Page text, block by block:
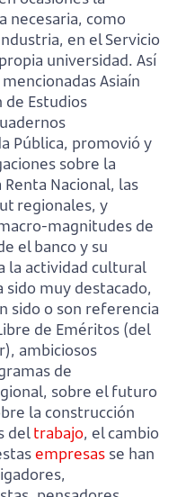
necesaria, como
en el Servicio
universidad. Así
Asiaín
Estudios
Pública, promovió y
sobre la
Nacional, las
regionales, y
magnitudes de
el banco y su
la actividad cultural
sido muy destacado,
sido o son referencia
de Eméritos (del
ambiciosos
de
sobre el futuro
la construcción
deltrabajo, el cambio
empresas se han